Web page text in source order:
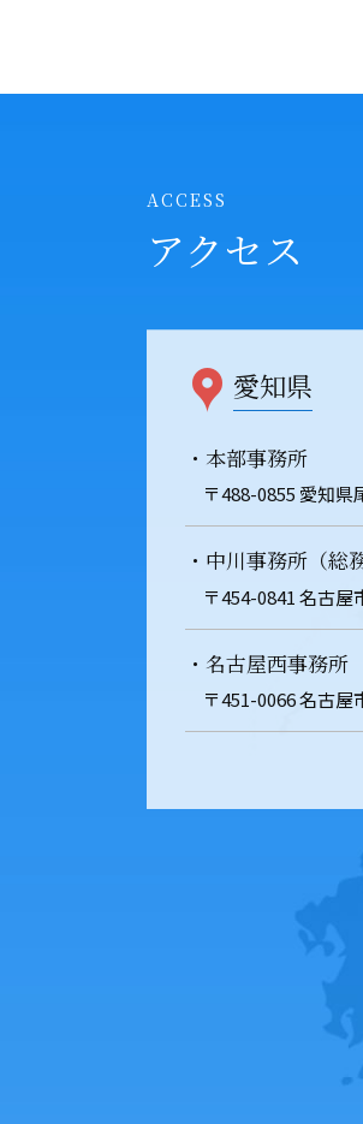
ACCESS
アクセス
愛知県
・本部事務所
〒488-0855 愛知
・中川事務所（総
〒454-0841 名古
・名古屋西事務所
〒451-0066 名古屋